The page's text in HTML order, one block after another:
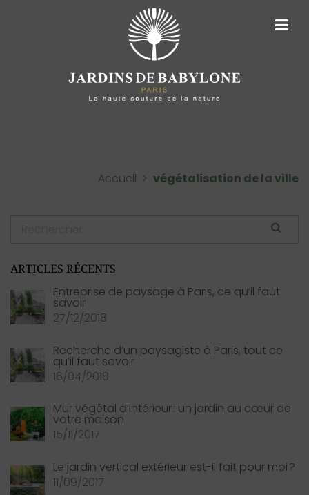
ARCHIVES DE TAGS :
VÉGÉTALISATION
DE LA VILLE
Accueil > végétalisation de la ville
ARTICLES RÉCENTS
Entreprise de paysage à Paris, ce qu’il faut
savoir
27/12/2018
Recherche d’un paysagiste à Paris, tout ce
qu’il faut savoir
16/04/2018
Mur végétal d’intérieur : un jardin au cœur de
votre maison
15/11/2017
Le jardin vertical extérieur est-il fait pour moi ?
11/09/2017